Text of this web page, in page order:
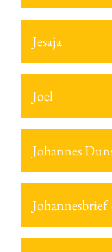
Jesaja
Joel
Johannes